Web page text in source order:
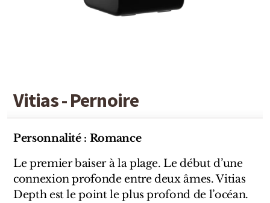
Vitias - Pernoire
Personnalité : Romance
Le premier baiser à la plage. Le début d’une
connexion profonde entre deux âmes. Vitias
Depth est le point le plus profond de l’océan.
Stéphane Humbert Lucas
The Different Company
Perris Monte-carlo
Robert Piguet